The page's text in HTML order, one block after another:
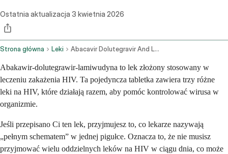
Ostatnia aktualizacja 3 kwietnia 2026
Strona główna Leki Abacavir Dolutegravir And Lamivudine Oral Route
Abakawir-dolutegrawir-lamiwudyna to lek złożony stosowany w
leczeniu zakażenia HIV. Ta pojedyncza tabletka zawiera trzy różne
leki na HIV, które działają razem, aby pomóc kontrolować wirusa w
organizmie.
Jeśli przepisano Ci ten lek, przyjmujesz to, co lekarze nazywają
„pełnym schematem” w jednej pigułce. Oznacza to, że nie musisz
przyjmować wielu oddzielnych leków na HIV w ciągu dnia, co może